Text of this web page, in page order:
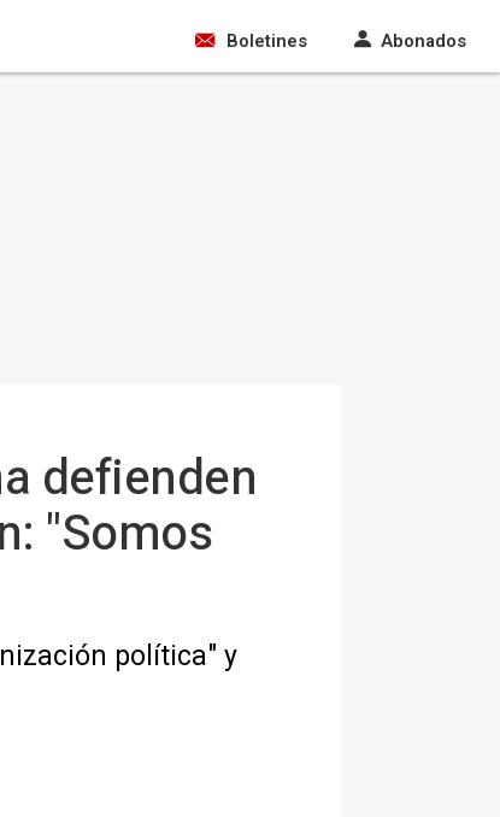
Boletines Abonados
defienden
"Somos
política" y